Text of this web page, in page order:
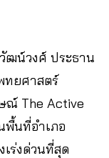
ฒน์วงศ์ ประธาน
ทยศาสตร์
ณ์ The Active
พื้นที่อำเภอ
ร่งด่วนที่สุด